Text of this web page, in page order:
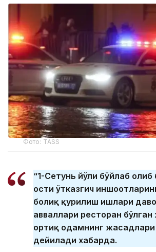
Фото: ТАSS
“1-Сетунь йўли бўйлаб олиб
ости ўтказгич
боғлиқ қурилиш ишлари
авваллари ресторан
ортиқ одамнинг жасадлари
дейилади хабарда.